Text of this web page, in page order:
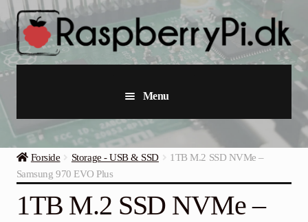
Spring
til
navigation
Spring
til
indhold
Menu
Raspberry Pi
Startpakker & Kits
Industriel Raspberry Pi
Forside Storage - USB & SSD
1TB M.2 SSD NVMe –
Samsung 970 EVO Plus
1TB M.2 SSD NVMe –